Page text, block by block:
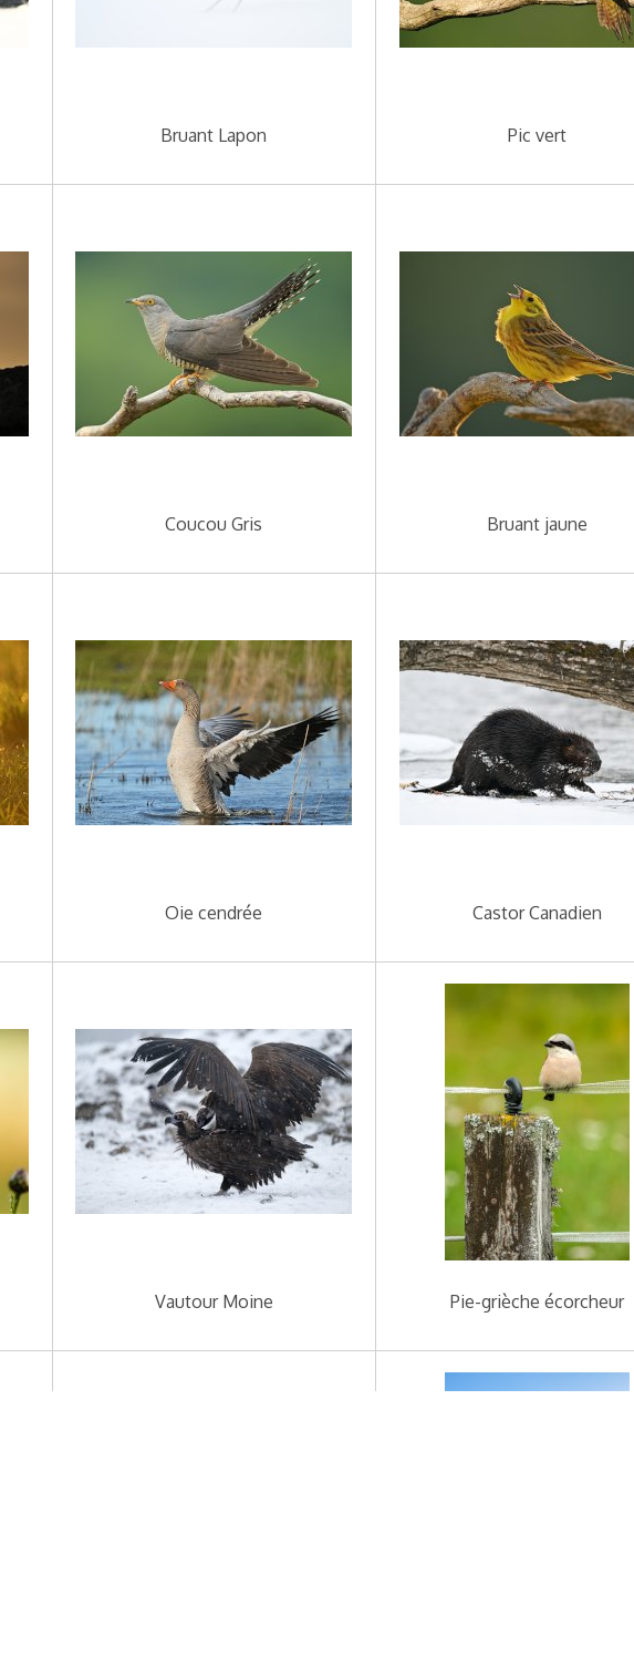
Bruant Lapon Pic vert
Coucou Gris Bruant jaune
Oie cendrée Castor Canadien
Vautour Moine Pie-grièche écorcheur